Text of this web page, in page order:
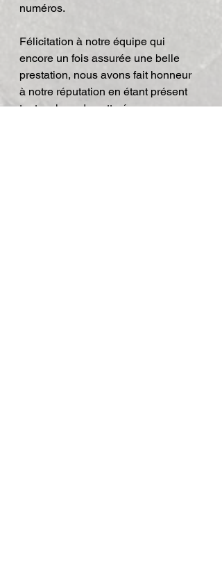
numéros.
Félicitation à notre équipe qui
encore un fois assurée une belle
prestation, nous avons fait honneur
à notre réputation en étant présent
tout au long de cette épreuve.